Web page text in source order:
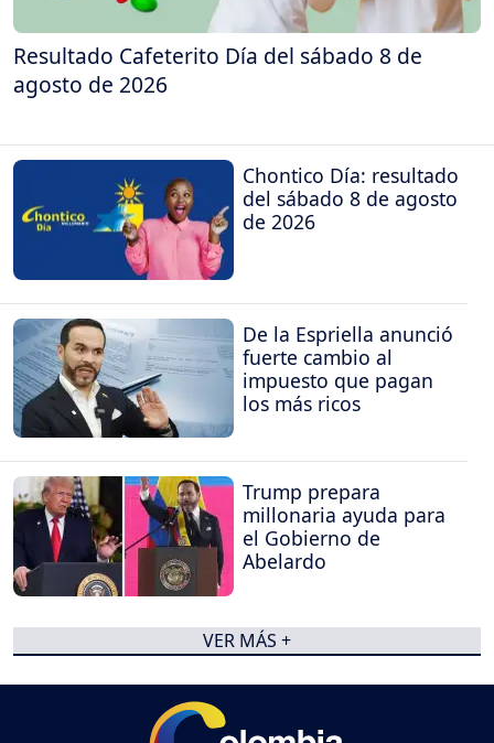
Resultado Cafeterito Día del sábado 8 de
agosto de 2026
Chontico Día: resultado
del sábado 8 de agosto
de 2026
De la Espriella anunció
fuerte cambio al
impuesto que pagan
los más ricos
Trump prepara
millonaria ayuda para
el Gobierno de
Abelardo
VER MÁS +